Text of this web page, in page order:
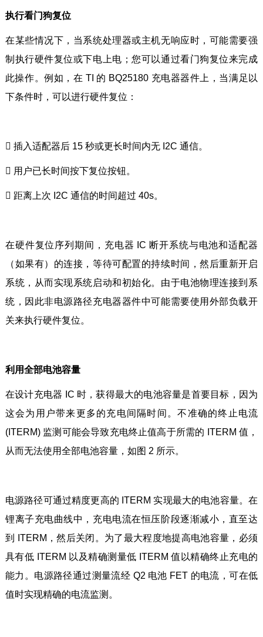
执行看门狗复位
在某些情况下，当系统处理器或主机无响应时，可能需要强
制执行硬件复位或下电上电；您可以通过看门狗复位来完成
此操作。例如，在 TI 的 BQ25180 充电器器件上，当满足以
下条件时，可以进行硬件复位：
 插入适配器后 15 秒或更长时间内无 I2C 通信。
 用户已长时间按下复位按钮。
 距离上次 I2C 通信的时间超过 40s。
在硬件复位序列期间，充电器 IC 断开系统与电池和适配器
（如果有）的连接，等待可配置的持续时间，然后重新开启
系统，从而实现系统启动和初始化。由于电池物理连接到系
统，因此非电源路径充电器器件中可能需要使用外部负载开
关来执行硬件复位。
利用全部电池容量
在设计充电器 IC 时，获得最大的电池容量是首要目标，因为
这会为用户带来更多的充电间隔时间。不准确的终止电流
(ITERM) 监测可能会导致充电终止值高于所需的 ITERM 值，
从而无法使用全部电池容量，如图 2 所示。
电源路径可通过精度更高的 ITERM 实现最大的电池容量。在
锂离子充电曲线中，充电电流在恒压阶段逐渐减小，直至达
到 ITERM，然后关闭。为了最大程度地提高电池容量，必须
具有低 ITERM 以及精确测量低 ITERM 值以精确终止充电的
能力。电源路径通过测量流经 Q2 电池 FET 的电流，可在低
值时实现精确的电流监测。